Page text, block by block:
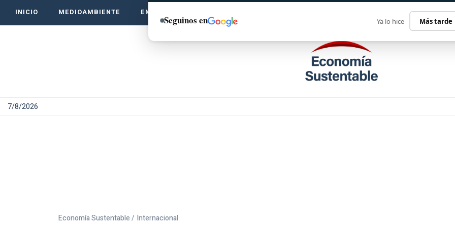
INICIO MEDIOAMBIENTE EMPRENDE VERDE
7/8/2026
Economía Sustentable / Internacional
Seguinos en Ya lo hice Más tarde